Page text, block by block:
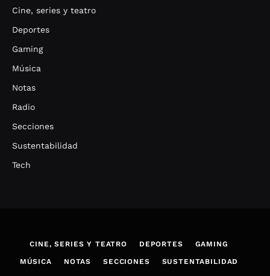
Cine, series y teatro
Deportes
Gaming
Música
Notas
Radio
Secciones
Sustentabilidad
Tech
CINE, SERIES Y TEATRO DEPORTES GAMING
MÚSICA NOTAS SECCIONES SUSTENTABILIDAD